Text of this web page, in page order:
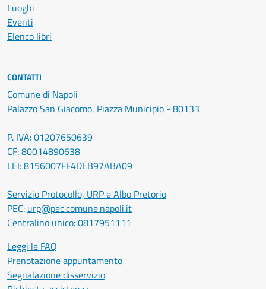
Luoghi
Eventi
Elenco libri
CONTATTI
Comune di Napoli
Palazzo San Giacomo, Piazza Municipio - 80133
P. IVA: 01207650639
CF: 80014890638
LEI: 8156007FF4DEB97ABA09
Servizio Protocollo, URP e Albo Pretorio
PEC: urp@pec.comune.napoli.it
Centralino unico:0817951111
Leggi le FAQ
Prenotazione appuntamento
Segnalazione disservizio